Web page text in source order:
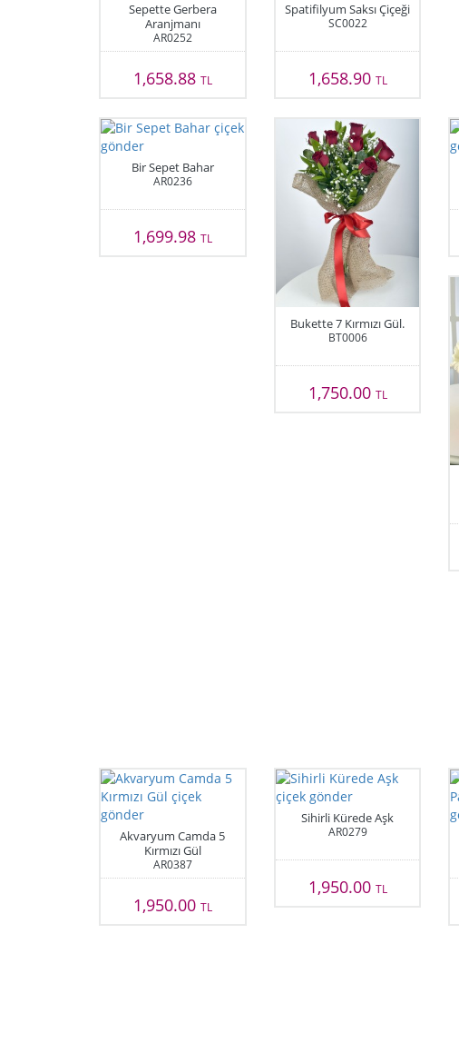
Sepette Gerbera
Aranjmanı
AR0252
1,658.88 TL
Spatifilyum Saksı Çiçeği
SC0022
1,658.90 TL
Bir Sepet Bahar
AR0236
1,699.98 TL
Bukette 7 Kırmızı Gül.
BT0006
1,750.00 TL
Akvaryum Camda 5
Kırmızı Gül
AR0387
1,950.00 TL
Sihirli Kürede Aşk
AR0279
1,950.00 TL